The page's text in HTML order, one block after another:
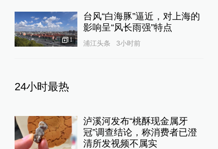
1
台风“白海豚”逼近，对上海的
影响呈“风长雨强”特点
浦江头条 3小时前
24小时最热
泸溪河发布“桃酥现金属牙
冠”调查结论，称消费者已澄
清所发视频不属实